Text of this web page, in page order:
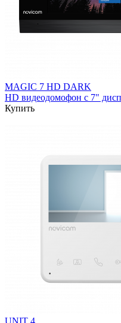
MAGIC 7 HD DARK
HD видеодомофон с 7"
Купить